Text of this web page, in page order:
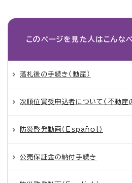
このページを見た人は こんな
落札後の手続き（動産）
次順位買受申込者について（不動産
防災啓発動画（Español）
公売保証金の納付手続き